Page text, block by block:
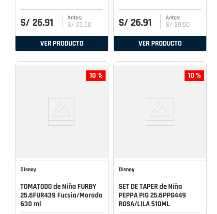
S/ 26.91 S/ 29.90
VER PRODUCTO
S/ 26.91 S/ 29.90
VER PRODUCTO
10 %
Disney
TOMATODO de Niña FURBY
25.6FUR439 Fucsia/Morado
630 ml
10 %
Disney
SET DE TAPER de Niña
PEPPA PIG 25.6PPG449
ROSA/LILA 510ML